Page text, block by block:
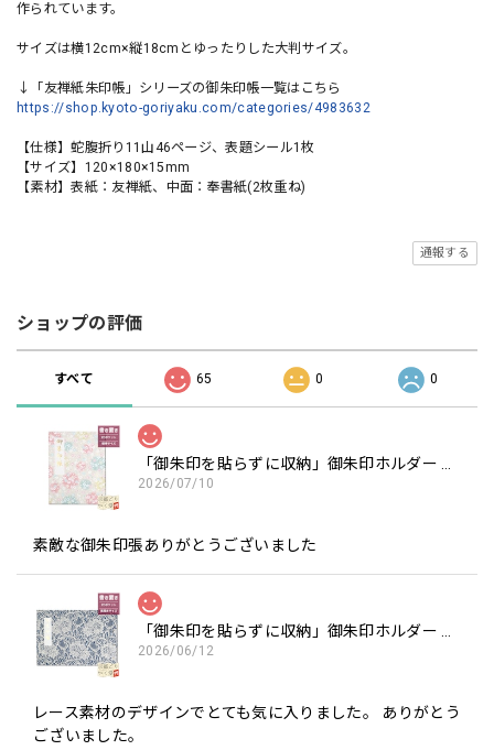
作られています。
サイズは横12cm×縦18cmとゆったりした大判サイズ。
↓「友禅紙朱印帳」シリーズの御朱印帳一覧はこちら
https://shop.kyoto-goriyaku.com/categories/4983632
【仕様】蛇腹折り11山46ページ、表題シール1枚
【サイズ】120×180×15mm
【素材】表紙：友禅紙、中面：奉書紙(2枚重ね)
通報する
ショップの評価
すべて 65 0 0
「御朱印を貼らずに収納」御朱印ホルダー 書き置き用 ポケット 標準サイズ 淡色丸模様に桜(クリーム)
2026/07/10
素敵な御朱印張ありがとうございました
「御朱印を貼らずに収納」御朱印ホルダー 書き置き用 ポケット 見開きサイズ フラワーレース(紺)
2026/06/12
レース素材のデザインでとても気に入りました。 ありがとう
ございました。